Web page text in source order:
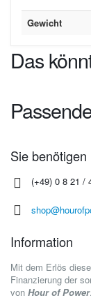
Gewicht
Das
Sie benötigen
(+49) 0 8 21 /
Information
Mit dem Erlös
Finanzierung der
von Hour of Power.